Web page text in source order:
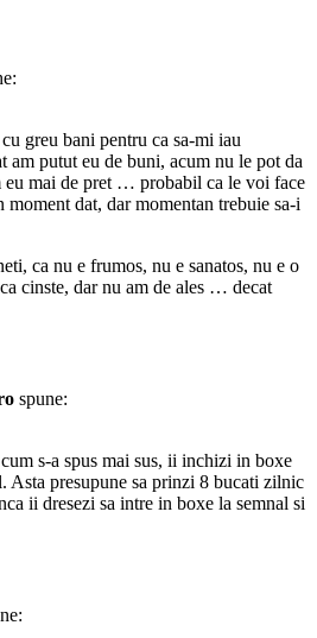
greu bani pentru ca sa-mi iau
am putut eu de buni, acum nu le pot da
eu mai de pret … probabil ca le voi face
moment dat, dar momentan trebuie sa-i
ca nu e frumos, nu e sanatos, nu e o
cinste, dar nu am de ales … decat
spune:
s-a spus mai sus, ii inchizi in boxe
Asta presupune sa prinzi 8 bucati zilnic
ii dresezi sa intre in boxe la semnal si